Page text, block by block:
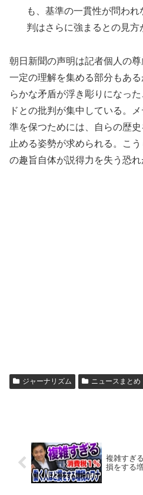
も、基準の一貫性が問わ
判はさらに強まるとの見方
朝日新聞の声明は記者個人の
一定の理解を集める部分もあ
らかな矛盾が浮き彫りになっ
ドとの批判が集中している。
準を保つためには、自らの歴
止める姿勢が求められる。こ
の趣旨自体が説得力を失う恐れ
ジャーナリズム ニュースまとめ
複雑すぎ
損をする